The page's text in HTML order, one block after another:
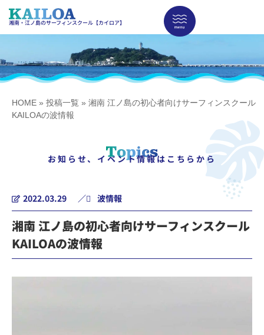
湘南・江ノ島のサーフィンスクール【カイロア】
HOME » 投稿一覧 » 湘南 江ノ島の初心者向けサーフィンスクール
KAILOAの波情報
お知らせ、イベント情報はこちらから
2022.03.29 ／ 波情報
湘南 江ノ島の初心者向けサーフィンスクール
KAILOAの波情報